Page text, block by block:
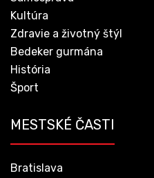
Kultúra
Zdravie a životný štýl
Bedeker gurmána
História
Šport
MESTSKÉ ČASTI
Bratislava